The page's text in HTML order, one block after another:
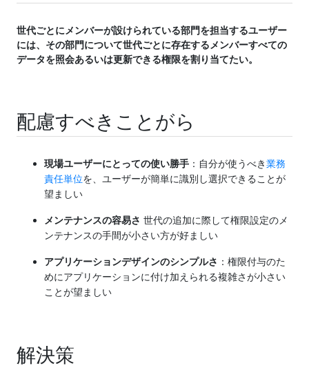
世代ごとにメンバーが設けられている部門を担当するユーザー
には、その部門について世代ごとに存在するメンバーすべての
データを照会あるいは更新できる権限を割り当てたい。
配慮すべきことがら
現場ユーザーにとっての使い勝手 ：自分が使うべき業務
責任単位を、ユーザーが簡単に識別し選択できることが
望ましい
メンテナンスの容易さ 世代の追加に際して権限設定のメ
ンテナンスの手間が小さい方が好ましい
アプリケーションデザインのシンプルさ ：権限付与のた
めにアプリケーションに付け加えられる複雑さが小さい
ことが望ましい
解決策